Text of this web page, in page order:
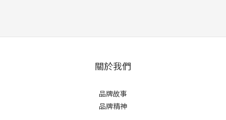
關於我們
品牌故事
品牌精神